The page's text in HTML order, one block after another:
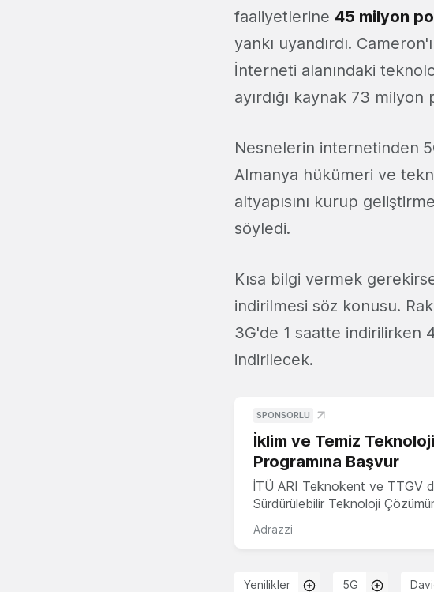
faaliyetlerine 45 milyon
yankı uyandırdı.
İnterneti alanındaki
ayırdığı kaynak 73
Nesnelerin internetinden
Almanya hükümeri ve
altyapısını kurup
söyledi.
Kısa bilgi vermek
indirilmesi söz konusu.
3G'de 1 saatte indirilirken
indirilecek.
SPONSORLU
İklim ve Temiz
Programına Başvur
İTÜ ARI Teknokent ve TTGV
Sürdürülebilir Teknoloji
Adrazzi
Yenilikler 5G